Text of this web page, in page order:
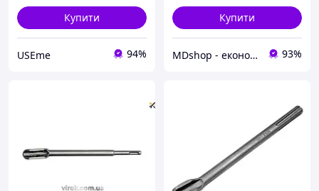
Купити
USEme 94%
Купити
MDshop - економія поруч 93%